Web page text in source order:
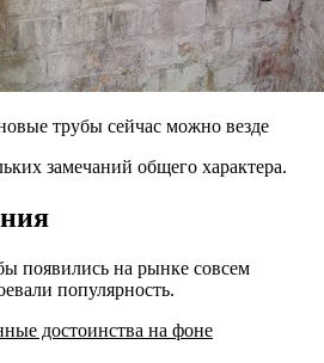
трубы сейчас можно везде
замечаний общего характера.
появились на рынке совсем
популярность.
достоинства на фоне